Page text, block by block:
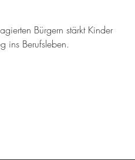
Bürgern stärkt Kinder
ins Berufsleben.